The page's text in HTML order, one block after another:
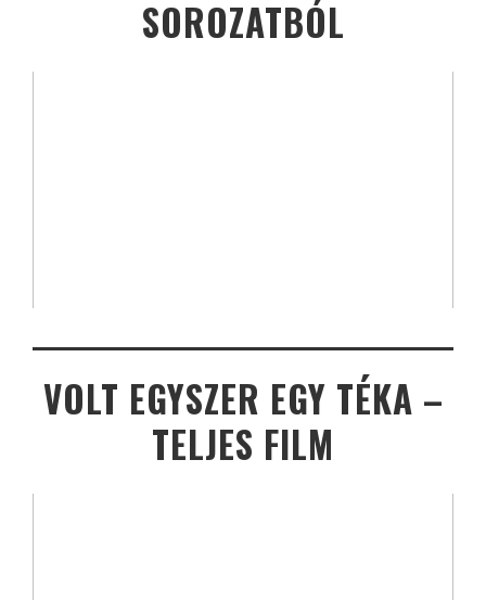
SOROZATBÓL
VOLT EGYSZER EGY TÉKA –
TELJES FILM